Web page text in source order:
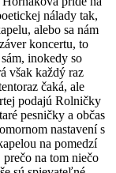
nálady tak,
alebo sa nám
koncertu, to
inokedy so
však každý raz
čaká, ale
podajú Rolničky
pesničky a občas
nastavení s
na pomedzí
na tom niečo